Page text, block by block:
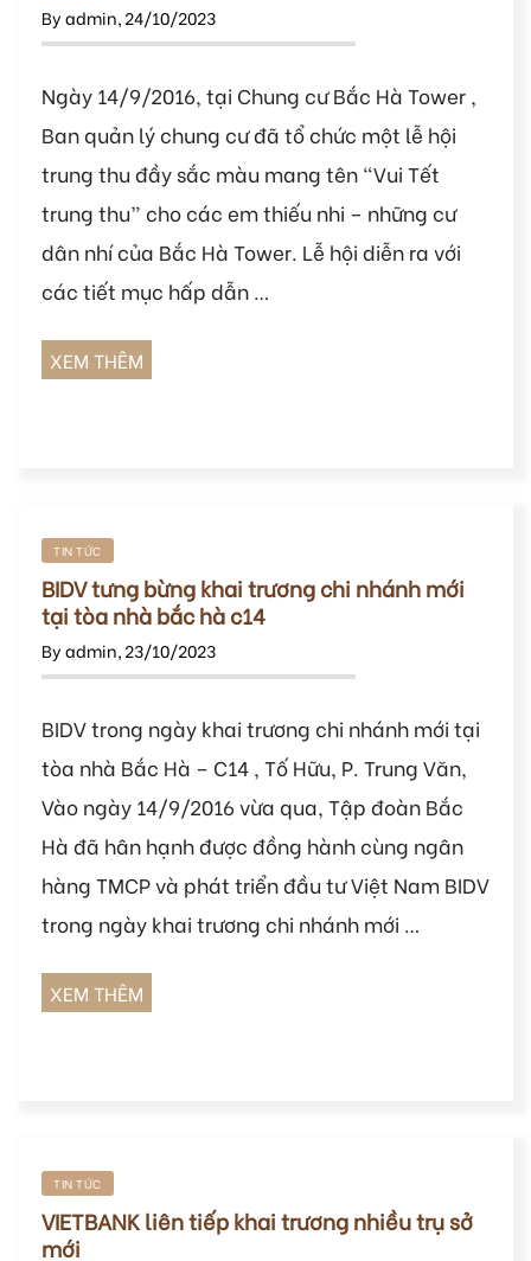
Byadmin,24/10/2023
Ngày 14/9/2016, tại Chung cư Bắc Hà Tower ,
Ban quản lý chung cư đã tổ chức một lễ hội
trung thu đầy sắc màu mang tên “Vui Tết
trung thu” cho các em thiếu nhi – những cư
dân nhí của Bắc Hà Tower. Lễ hội diễn ra với
các tiết mục hấp dẫn …
XEM THÊM
TIN TỨC
BIDV tưng bừng khai trương chi nhánh mới
tại tòa nhà bắc hà c14
Byadmin,23/10/2023
BIDV trong ngày khai trương chi nhánh mới tại
tòa nhà Bắc Hà – C14 , Tố Hữu, P. Trung Văn,
Vào ngày 14/9/2016 vừa qua, Tập đoàn Bắc
Hà đã hân hạnh được đồng hành cùng ngân
hàng TMCP và phát triển đầu tư Việt Nam BIDV
trong ngày khai trương chi nhánh mới …
XEM THÊM
TIN TỨC
VIETBANK liên tiếp khai trương nhiều trụ sở
mới